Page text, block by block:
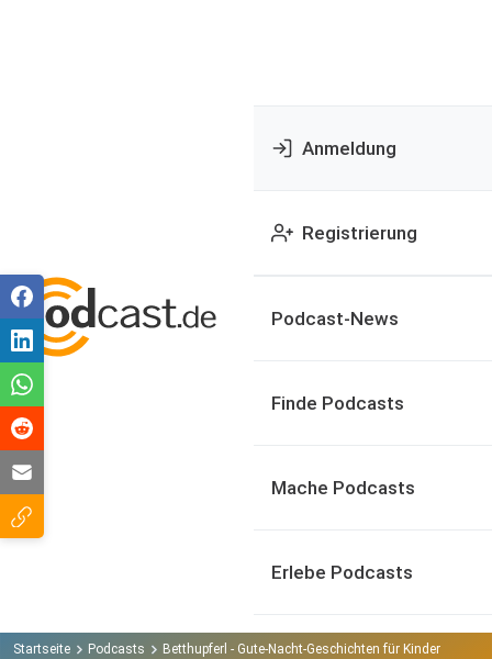
Anmeldung
Registrierung
Podcast-News
Finde Podcasts
Mache Podcasts
Erlebe Podcasts
Startseite Podcasts Betthupferl - Gute-Nacht-Geschichten für Kinder Podcast